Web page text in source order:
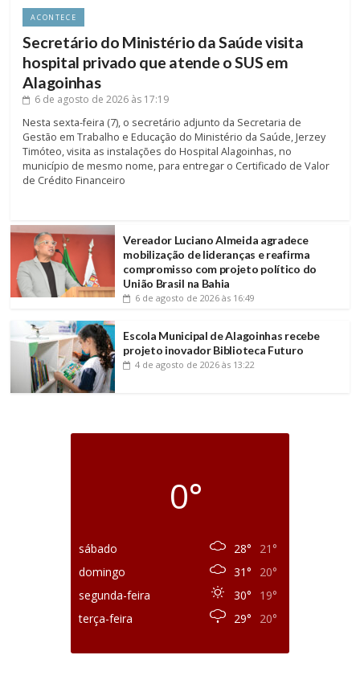
ACONTECE
Secretário do Ministério da Saúde visita
hospital privado que atende o SUS em
Alagoinhas
6 de agosto de 2026 às 17:19
Nesta sexta-feira (7), o secretário adjunto da Secretaria de
Gestão em Trabalho e Educação do Ministério da Saúde, Jerzey
Timóteo, visita as instalações do Hospital Alagoinhas, no
município de mesmo nome, para entregar o Certificado de Valor
de Crédito Financeiro
Vereador Luciano Almeida agradece
mobilização de lideranças e reafirma
compromisso com projeto político do
União Brasil na Bahia
6 de agosto de 2026 às 16:49
Escola Municipal de Alagoinhas recebe
projeto inovador Biblioteca Futuro
4 de agosto de 2026 às 13:22
0°
sábado 28°
21°
domingo
31°
20°
segunda-feira
30°
19°
terça-feira
29° 20°